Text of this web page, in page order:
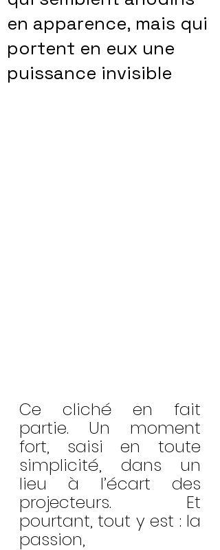
en apparence, mais qui
portent en eux une
puissance invisible
Ce cliché en fait
partie. Un moment
fort, saisi en toute
simplicité, dans un
lieu à l’écart des
projecteurs. Et
pourtant, tout y est : la
passion,